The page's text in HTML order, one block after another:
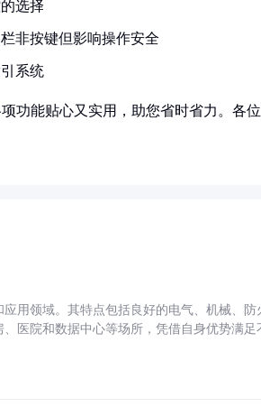
选择
非按键但影响操作安全
系统
功能贴心又实用，助您省时省力。各
用领域。其特点包括良好的电气、机械、防
医院和数据中心等场所，凭借自身优势满足